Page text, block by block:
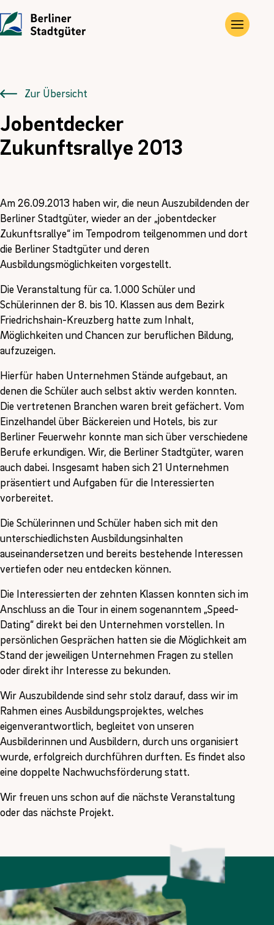
Die Stadtgüter
Vor Ort
Historie
Angebote
Gewerbe- und Privat­immobilien
Landwirtschaftliche Flächen und Güter
Erneuerbare Energien
Übersicht
Ausbildung
FÖJ
Zur Übersicht
Jobentdecker
Zukunftsrallye 2013
Am 26.09.2013 haben wir, die neun Auszubildenden der
Berliner Stadtgüter, wieder an der „jobentdecker
Zukunftsrallye“ im Tempodrom teilgenommen und dort
die Berliner Stadtgüter und deren
Ausbildungsmöglichkeiten vorgestellt.
Die Veranstaltung für ca. 1.000 Schüler und
Schülerinnen der 8. bis 10. Klassen aus dem Bezirk
Friedrichshain-Kreuzberg hatte zum Inhalt,
Möglichkeiten und Chancen zur beruflichen Bildung,
aufzuzeigen.
Hierfür haben Unternehmen Stände aufgebaut, an
denen die Schüler auch selbst aktiv werden konnten.
Die vertretenen Branchen waren breit gefächert. Vom
Einzelhandel über Bäckereien und Hotels, bis zur
Berliner Feuerwehr konnte man sich über verschiedene
Berufe erkundigen. Wir, die Berliner Stadtgüter, waren
auch dabei. Insgesamt haben sich 21 Unternehmen
präsentiert und Aufgaben für die Interessierten
vorbereitet.
Die Schülerinnen und Schüler haben sich mit den
unterschiedlichsten Ausbildungsinhalten
auseinandersetzen und bereits bestehende Interessen
vertiefen oder neu entdecken können.
Die Interessierten der zehnten Klassen konnten sich im
Anschluss an die Tour in einem sogenanntem „Speed-
Dating“ direkt bei den Unternehmen vorstellen. In
persönlichen Gesprächen hatten sie die Möglichkeit am
Stand der jeweiligen Unternehmen Fragen zu stellen
oder direkt ihr Interesse zu bekunden.
Wir Auszubildende sind sehr stolz darauf, dass wir im
Rahmen eines Ausbildungsprojektes, welches
eigenverantwortlich, begleitet von unseren
Ausbilderinnen und Ausbildern, durch uns organisiert
wurde, erfolgreich durchführen durften. Es findet also
eine doppelte Nachwuchsförderung statt.
Wir freuen uns schon auf die nächste Veranstaltung
oder das nächste Projekt.